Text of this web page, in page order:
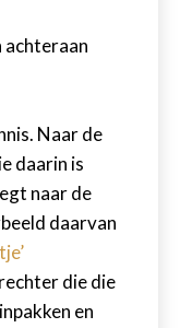
achteraan
Naar de
daarin is
naar de
daarvan
die die
en